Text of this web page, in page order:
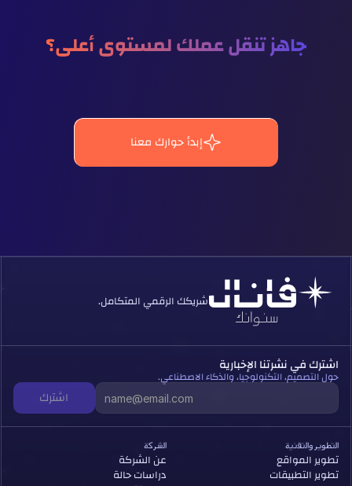
إبدأ حوارك معنا
جاهز تنقل عملك لمستوى أعلى؟
شريكك الرقمي المتكامل.
اشترك في نشرتنا الإخبارية
حول التصميم، التكنولوجيا، والذكاء الاصطناعي.
اشترك
الشركة
عن الشركة
دراسات حالة
التطوير والتقنية
تطوير المواقع
تطوير التطبيقات